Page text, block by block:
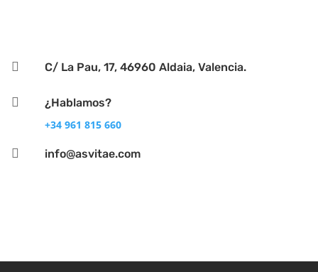
 C/ La Pau, 17, 46960 Aldaia, Valencia.

¿Hablamos?
+34 961 815 660
 info@asvitae.com